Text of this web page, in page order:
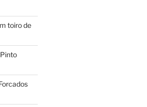
toiro de